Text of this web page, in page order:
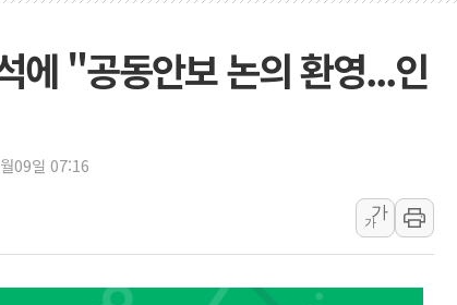
[속보] 민주, 제주·인천 경선
[속보] 민주, 인천 경선 결과
美, 이란전 출구전략 만지작
강릉·동해·삼척 시간당 최
폐기물 수거하다 참변…60대
서울 중랑구 주택가서 흉기
에 "공동안보 논의 환영...인
09일 07:16
가
가